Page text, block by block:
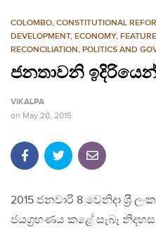
COLOMBO, CONSTITUTIONAL
DEVELOPMENT, ECONOMY,
RECONCILIATION, POLITICS AND
ජනතාවනි
VIKALPA
on May 20, 2015
2015 ජනවාරි 8 වෙනිදා ශ‍්‍රී
ජයග‍්‍රහණය කළේ සැබෑ නිදහස